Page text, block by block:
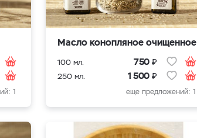
1
Масло конопляное очищенное
100 мл. 750 ₽
250 мл. 1 500 ₽
еще предложений: 1